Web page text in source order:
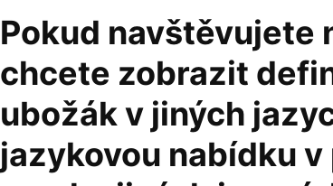
Pokud navštěvujete
chcete zobrazit
ubožák v jiných
jazykovou nabídku